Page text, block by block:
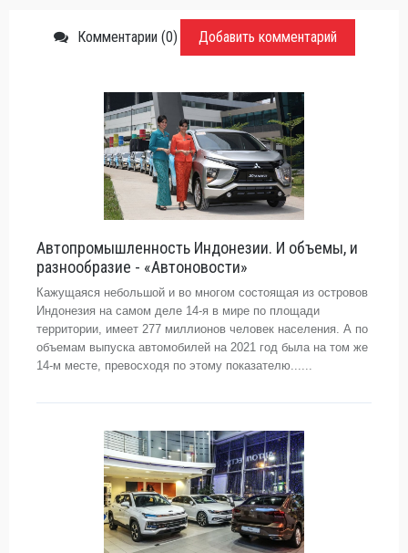
Комментарии (0) Добавить комментарий
Автопромышленность Индонезии. И объемы, и
разнообразие - «Автоновости»
Кажущаяся небольшой и во многом состоящая из островов
Индонезия на самом деле 14-я в мире по площади
территории, имеет 277 миллионов человек населения. А по
объемам выпуска автомобилей на 2021 год была на том же
14-м месте, превосходя по этому показателю......